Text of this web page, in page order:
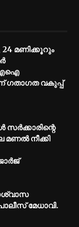
24 മണിക്കൂറും
എഐ
ഗതാഗത വകുപ്പ്
മണൽ നീക്കി
മേധാവി.